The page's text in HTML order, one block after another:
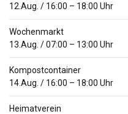
12.Aug. / 16:00 – 18:00 Uhr
Wochenmarkt
13.Aug. /07:00 – 13:00 Uhr
Kompostcontainer
14.Aug. / 16:00 – 18:00 Uhr
Heimatverein